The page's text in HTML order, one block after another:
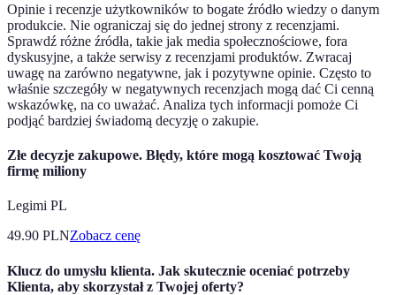
Opinie i recenzje użytkowników to bogate źródło wiedzy o danym
produkcie. Nie ograniczaj się do jednej strony z recenzjami.
Sprawdź różne źródła, takie jak media społecznościowe, fora
dyskusyjne, a także serwisy z recenzjami produktów. Zwracaj
uwagę na zarówno negatywne, jak i pozytywne opinie. Często to
właśnie szczegóły w negatywnych recenzjach mogą dać Ci cenną
wskazówkę, na co uważać. Analiza tych informacji pomoże Ci
podjąć bardziej świadomą decyzję o zakupie.
Złe decyzje zakupowe. Błędy, które mogą kosztować Twoją
firmę miliony
Legimi PL
49.90 PLNZobacz cenę
Klucz do umysłu klienta. Jak skutecznie oceniać potrzeby
Klienta, aby skorzystał z Twojej oferty?